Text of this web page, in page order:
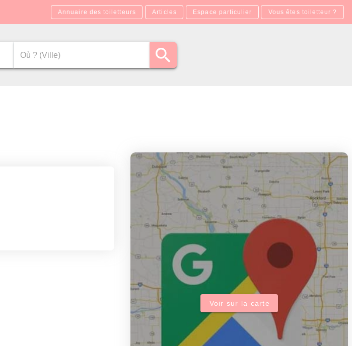
Annuaire des toiletteurs Articles Espace particulier Vous êtes toiletteur ?
Voir sur la carte